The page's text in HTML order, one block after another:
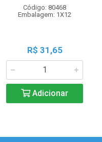
Código: 80468
Embalagem: 1X12
R$ 31,65
Adicionar